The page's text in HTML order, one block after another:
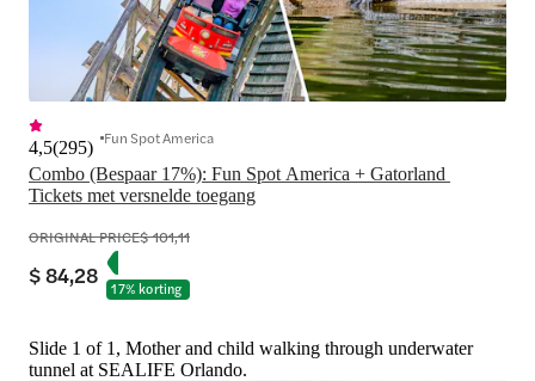
Combo (Bespaar 17%): Fun Spot America + Gatorland
Tickets met versnelde toegang
4,5(295) Fun Spot America
ORIGINAL PRICE$ 101,11
$ 84,28 17% korting
Slide 1 of 1, Mother and child walking through underwater
tunnel at SEALIFE Orlando.